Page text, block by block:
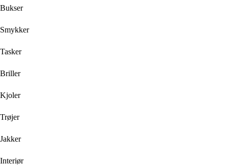
Bukser
Smykker
Tasker
Briller
Kjoler
Trøjer
Jakker
Interiør